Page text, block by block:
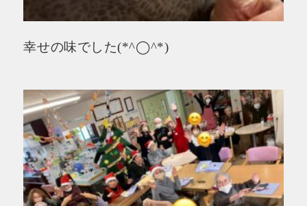
幸せの味でした(*^◯^*)